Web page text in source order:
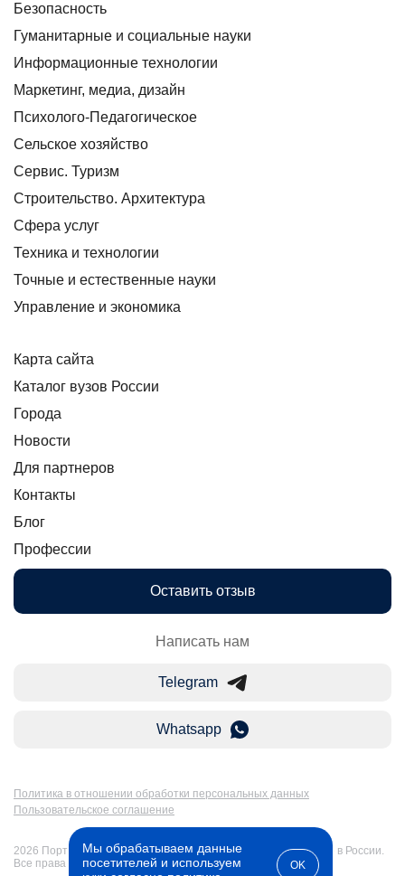
Безопасность
Гуманитарные и социальные науки
Информационные технологии
Маркетинг, медиа, дизайн
Психолого-Педагогическое
Сельское хозяйство
Сервис. Туризм
Строительство. Архитектура
Сфера услуг
Техника и технологии
Точные и естественные науки
Управление и экономика
Карта сайта
Каталог вузов России
Города
Новости
Для партнеров
Контакты
Блог
Профессии
Оставить отзыв
Написать нам
Telegram
Whatsapp
Политика в отношении обработки персональных данных
Пользовательское соглашение
2026 Портал Бакалавр-Магистр: дистанционное образование в России.
Все права защищены
Мы обрабатываем данные
посетителей и используем
OK